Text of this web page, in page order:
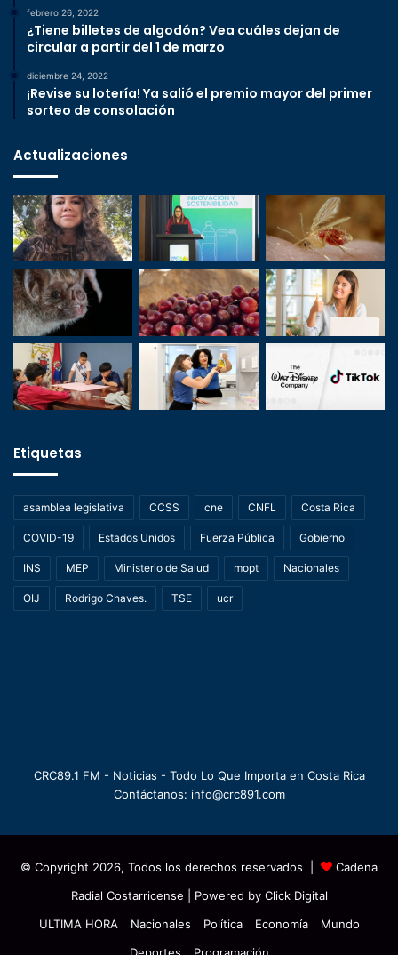
febrero 26, 2022
¿Tiene billetes de algodón? Vea cuáles dejan de
circular a partir del 1 de marzo
diciembre 24, 2022
¡Revise su lotería! Ya salió el premio mayor del primer
sorteo de consolación
Actualizaciones
Etiquetas
asamblea legislativa CCSS cne CNFL Costa Rica
COVID-19 Estados Unidos Fuerza Pública Gobierno
INS MEP Ministerio de Salud mopt Nacionales
OIJ Rodrigo Chaves. TSE ucr
CRC89.1 FM - Noticias - Todo Lo Que Importa en Costa Rica
Contáctanos: info@crc891.com
© Copyright 2026, Todos los derechos reservados |
Cadena
Radial Costarricense | Powered by Click Digital
ULTIMA HORA
Nacionales Política Economía
Mundo
Deportes
Programación